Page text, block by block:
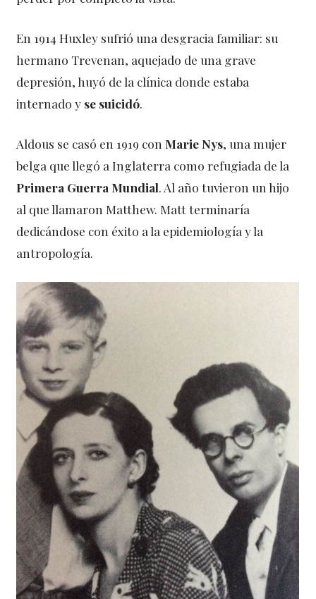
En 1914 Huxley sufrió una desgracia familiar: su
hermano Trevenan, aquejado de una grave
depresión, huyó de la clínica donde estaba
internado y se suicidó.
Aldous se casó en 1919 con Marie Nys, una mujer
belga que llegó a Inglaterra como refugiada de la
Primera Guerra Mundial. Al año tuvieron un hijo
al que llamaron Matthew. Matt terminaría
dedicándose con éxito a la epidemiología y la
antropología.